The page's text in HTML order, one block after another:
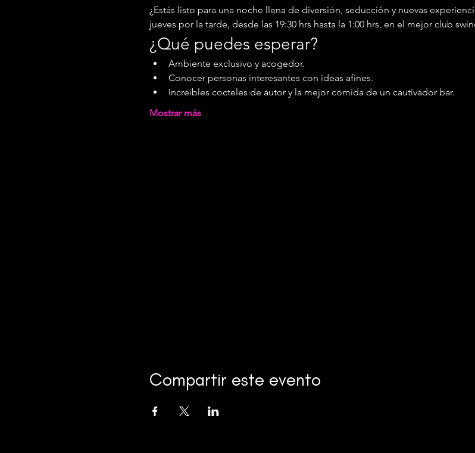
¿Estás listo para una noche llena de diversión, seducción y nuevas
jueves por la tarde, desde las 19:30 hrs hasta la 1:00 hrs, en el mejor club
¿Qué puedes esperar?
Ambiente exclusivo y acogedor.
Conocer personas interesantes con ideas afines.
Increíbles cocteles de autor y la mejor comida de un cautivador bar.
Mostrar más
Compartir este evento